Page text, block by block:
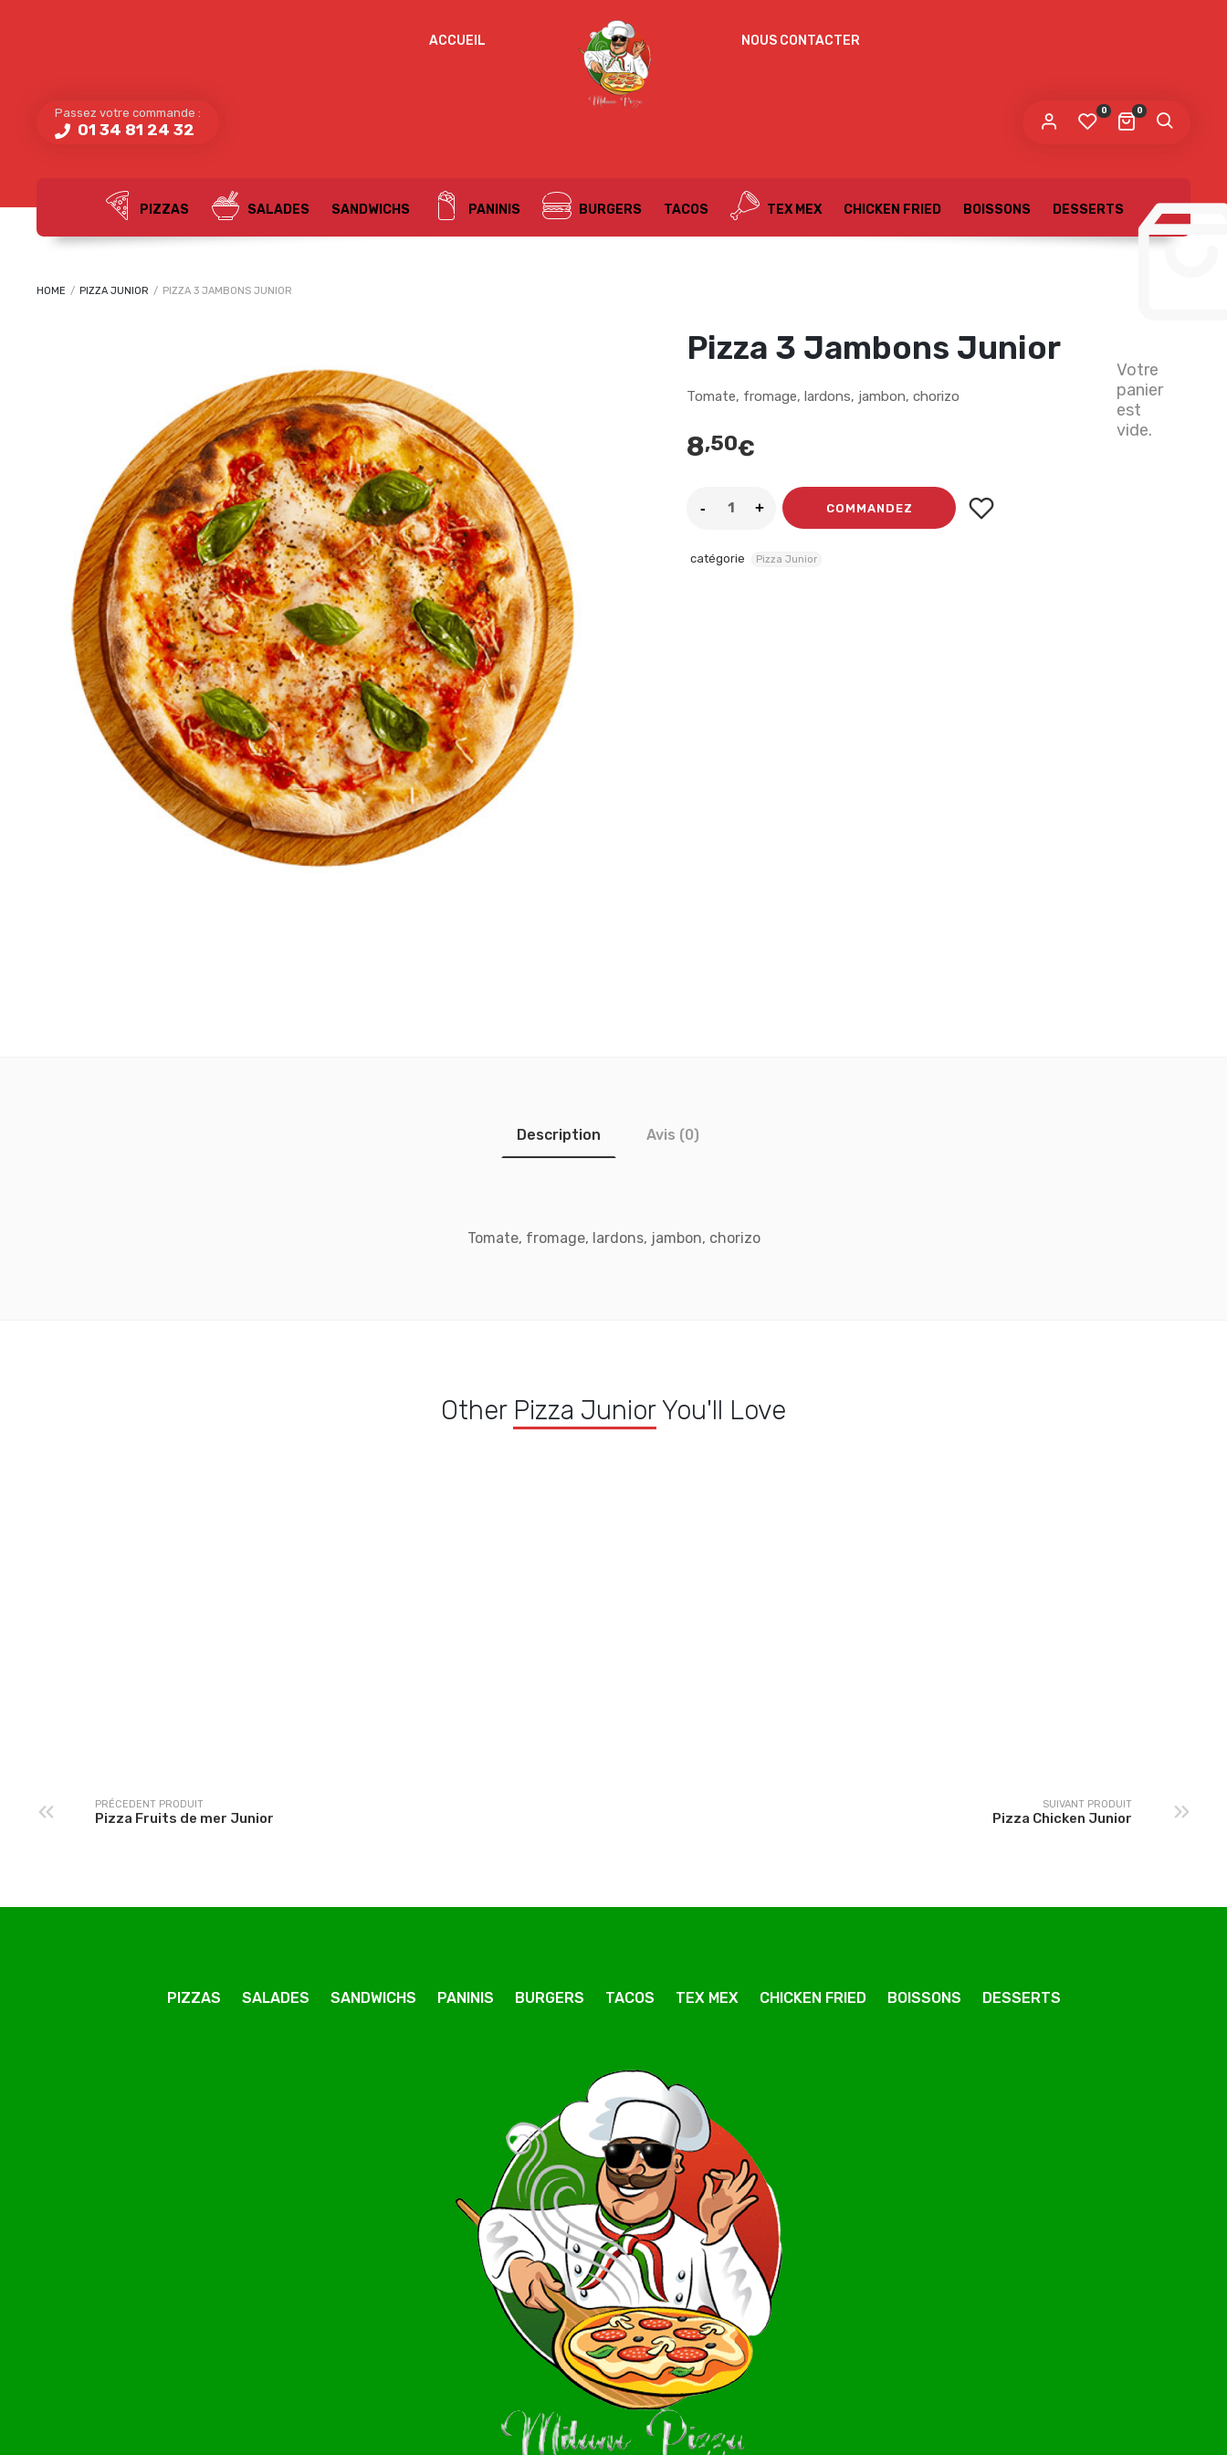
NOUS CONTACTER
ACCUEIL
Passez votre commande :
01 34 81 24 32
0
Votre
panier
est
vide.
0
Un mot de passe sera envoyé vers votre adresse
PIZZAS SALADES SANDWICHS PANINIS BURGERS TACOS TEX MEX CHICKEN FRIED BOISSONS DESSERTS
HOME / PIZZA JUNIOR / PIZZA 3 JAMBONS JUNIOR
Pizza 3 Jambons Junior
Tomate, fromage, lardons, jambon, chorizo
8,50€
COMMANDEZ
catégorie Pizza Junior
Description Avis (0)
Tomate, fromage, lardons, jambon, chorizo
Other Pizza Junior You'll Love
PRÉCEDENT PRODUIT
Pizza Fruits de mer Junior
SUIVANT PRODUIT
Pizza Chicken Junior
PIZZAS SALADES SANDWICHS PANINIS BURGERS TACOS TEX MEX CHICKEN FRIED BOISSONS DESSERTS